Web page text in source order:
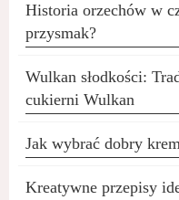
Historia orzechów w
przysmak?
Wulkan słodkości:
cukierni Wulkan
Jak wybrać dobry
Kreatywne przepisy